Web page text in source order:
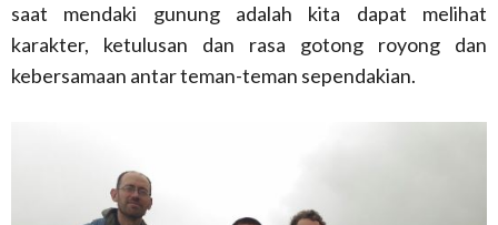
saat mendaki gunung adalah kita dapat melihat
karakter, ketulusan dan rasa gotong royong dan
kebersamaan antar teman-teman sependakian.